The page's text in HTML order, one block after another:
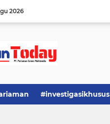
2026
#investigasikhusus